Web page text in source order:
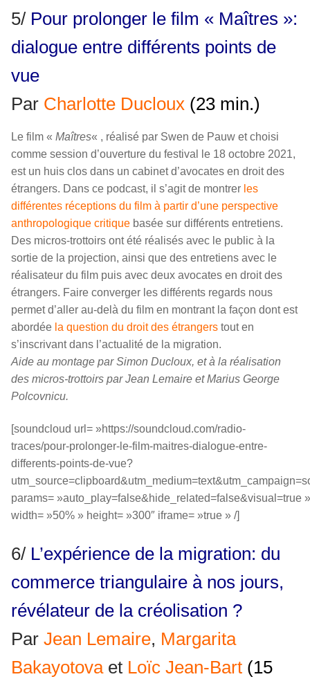
5/ Pour prolonger le film « Maîtres »:
dialogue entre différents points de
vue
Par Charlotte Ducloux (23 min.)
Le film « Maîtres« , réalisé par Swen de Pauw et choisi
comme session d’ouverture du festival le 18 octobre 2021,
est un huis clos dans un cabinet d’avocates en droit des
étrangers. Dans ce podcast, il s’agit de montrer les
différentes réceptions du film à partir d’une perspective
anthropologique critique basée sur différents entretiens.
Des micros-trottoirs ont été réalisés avec le public à la
sortie de la projection, ainsi que des entretiens avec le
réalisateur du film puis avec deux avocates en droit des
étrangers. Faire converger les différents regards nous
permet d’aller au-delà du film en montrant la façon dont est
abordée la question du droit des étrangers tout en
s’inscrivant dans l’actualité de la migration.
Aide au montage par Simon Ducloux, et à la réalisation
des micros-trottoirs par Jean Lemaire et Marius George
Polcovnicu.
[soundcloud url= »https://soundcloud.com/radio-
traces/pour-prolonger-le-film-maitres-dialogue-entre-
differents-points-de-vue?
params= »auto_play=false&hide_related=false&visual=true »
width= »50% » height= »300″ iframe= »true » /]
6/ L’expérience de la migration: du
commerce triangulaire à nos jours,
révélateur de la créolisation ?
Par Jean Lemaire, Margarita
Bakayotovaet Loïc Jean-Bart (15